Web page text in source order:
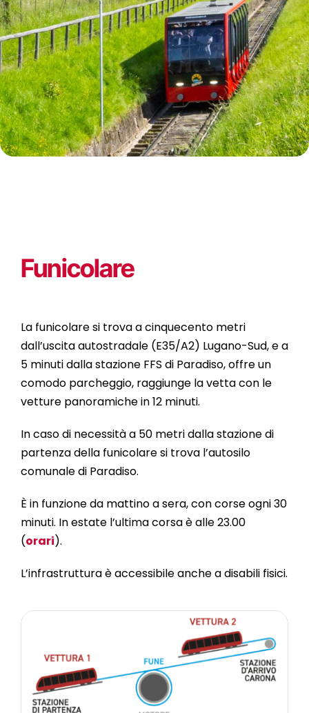
Funicolare
La funicolare si trova a cinquecento metri
dall’uscita autostradale (E35/A2) Lugano-Sud, e a
5 minuti dalla stazione FFS di Paradiso, offre un
comodo parcheggio, raggiunge la vetta con le
vetture panoramiche in 12 minuti.
In caso di necessità a 50 metri dalla stazione di
partenza della funicolare si trova l’autosilo
comunale di Paradiso.
È in funzione da mattino a sera, con corse ogni 30
minuti. In estate l’ultima corsa è alle 23.00
(orari).
L’infrastruttura è accessibile anche a disabili fisici.